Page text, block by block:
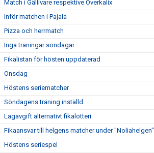
Match i Gällivare respektive Överkalix
Inför matchen i Pajala
Pizza och herrmatch
Inga träningar söndagar
Fikalistan för hösten uppdaterad
Onsdag
Höstens seriematcher
Söndagens träning inställd
Lagavgift alternativt fikalotteri
Fikaansvar till helgens matcher under "Noliahelgen"
Höstens seriespel